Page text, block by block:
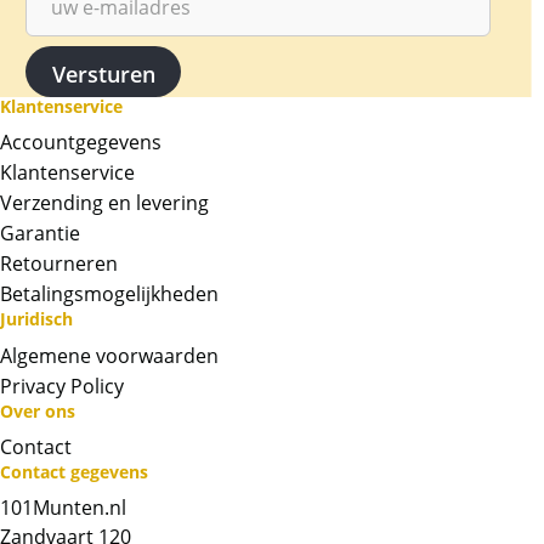
de afbeelding van het wapen van Mexico met
een adelaar met een slang in de bek. Op de
acherzijde van deze staat een portret van
Hidalgo. De munten zijn geslagen vanaf 1905
tot en met 1996. Waarbij de 1959 voornamelijk
als Restrike is geslagen tussen 1961 en 1972
bovenop de oorspronkelijke 50.000 van 1959.
De munt wordt geleverd in een plastic hoesje.
Kwaliteit
De munt kan gebruikssporen (krasjes/vlekjes)
bevatten.
Gouden munten zijn vrijgesteld van btw.
Chat met ons
Klantenservice
Accountgegevens
Klantenservice
Verzending en levering
Garantie
Retourneren
Betalingsmogelijkheden
Juridisch
Algemene voorwaarden
Privacy Policy
Over ons
Contact
Contact gegevens
101Munten.nl
Zandvaart 120